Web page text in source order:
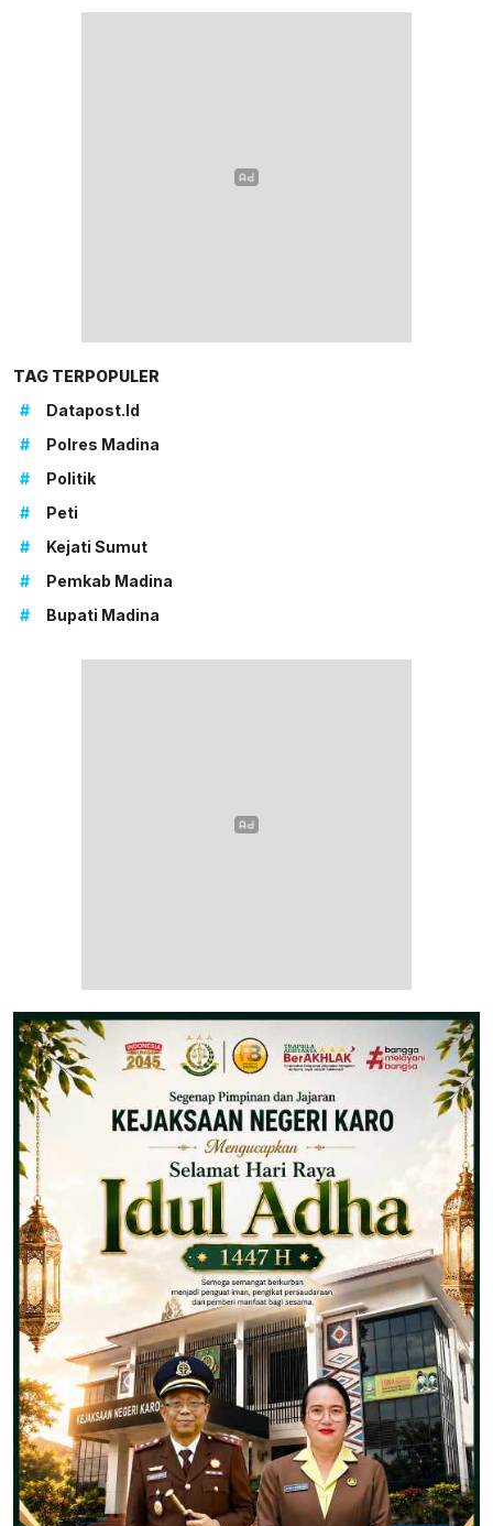
TAG TERPOPULER
#
Datapost.id
#
Polres Madina
#
Politik
#
Peti
#
Kejati Sumut
#
Pemkab Madina
#
Bupati Madina